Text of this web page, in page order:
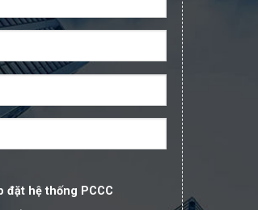
đặt hệ thống PCCC